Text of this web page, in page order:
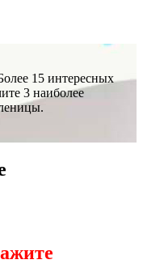
15 интересных
3 наиболее